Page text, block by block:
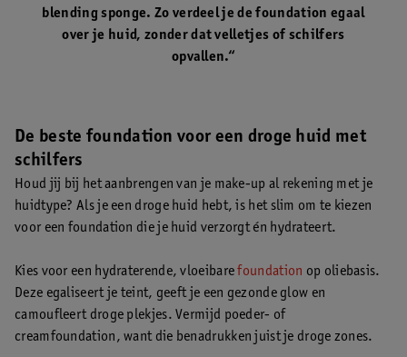
blending sponge. Zo verdeel je de foundation egaal
over je huid, zonder dat velletjes of schilfers
opvallen.“
De beste foundation voor een droge huid met
schilfers
Houd jij bij het aanbrengen van je make-up al rekening met je
huidtype? Als je een droge huid hebt, is het slim om te kiezen
voor een foundation die je huid verzorgt én hydrateert.
Kies voor een hydraterende, vloeibarefoundation op oliebasis.
Deze egaliseert je teint, geeft je een gezonde glow en
camoufleert droge plekjes. Vermijd poeder- of
creamfoundation, want die benadrukken juist je droge zones.